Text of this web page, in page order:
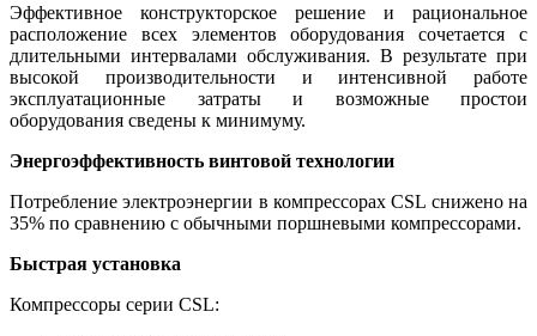
Эффективное конструкторское решение и рациональное
расположение всех элементов оборудования сочетается с
длительными интервалами обслуживания. В результате при
высокой производительности и интенсивной работе
эксплуатационные затраты и возможные простои
оборудования сведены к минимуму.
Энергоэффективность винтовой технологии
Потребление электроэнергии в компрессорах CSL снижено на
35% по сравнению с обычными поршневыми компрессорами.
Быстрая установка
Компрессоры серии CSL: